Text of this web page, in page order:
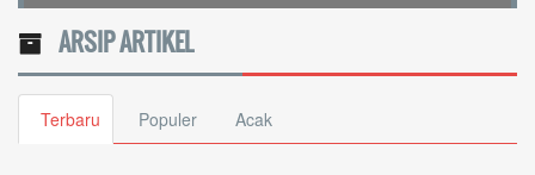
ARSIP ARTIKEL
Terbaru Populer Acak